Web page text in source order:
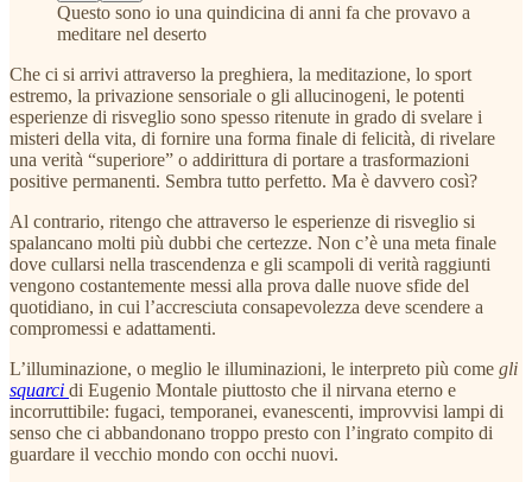
Questo sono io una quindicina di anni fa che provavo a
meditare nel deserto
Che ci si arrivi attraverso la preghiera, la meditazione, lo sport
estremo, la privazione sensoriale o gli allucinogeni, le potenti
esperienze di risveglio sono spesso ritenute in grado di svelare i
misteri della vita, di fornire una forma finale di felicità, di rivelare
una verità “superiore” o addirittura di portare a trasformazioni
positive permanenti. Sembra tutto perfetto. Ma è davvero così?
Al contrario, ritengo che attraverso le esperienze di risveglio si
spalancano molti più dubbi che certezze. Non c’è una meta finale
dove cullarsi nella trascendenza e gli scampoli di verità raggiunti
vengono costantemente messi alla prova dalle nuove sfide del
quotidiano, in cui l’accresciuta consapevolezza deve scendere a
compromessi e adattamenti.
L’illuminazione, o meglio le illuminazioni, le interpreto più come gli
squarci di Eugenio Montale piuttosto che il nirvana eterno e
incorruttibile: fugaci, temporanei, evanescenti, improvvisi lampi di
senso che ci abbandonano troppo presto con l’ingrato compito di
guardare il vecchio mondo con occhi nuovi.